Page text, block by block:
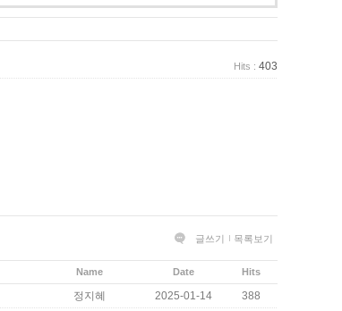
Hits : 403
글쓰기 목록보기
Name Date Hits
정지혜 2025-01-14
388